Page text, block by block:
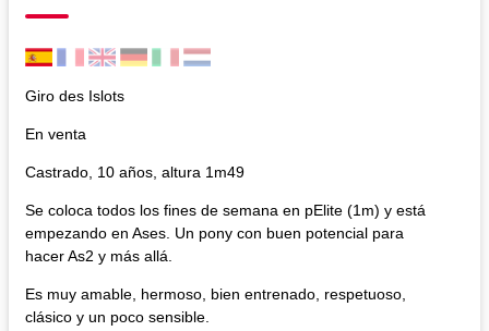
Giro des Islots
En venta
Castrado, 10 años, altura 1m49
Se coloca todos los fines de semana en pElite (1m) y está
empezando en Ases. Un pony con buen potencial para
hacer As2 y más allá.
Es muy amable, hermoso, bien entrenado, respetuoso,
clásico y un poco sensible.